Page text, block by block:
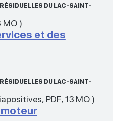
DU LAC-SAINT-
MO)
et des
DU LAC-SAINT-
, PDF, 13 MO)